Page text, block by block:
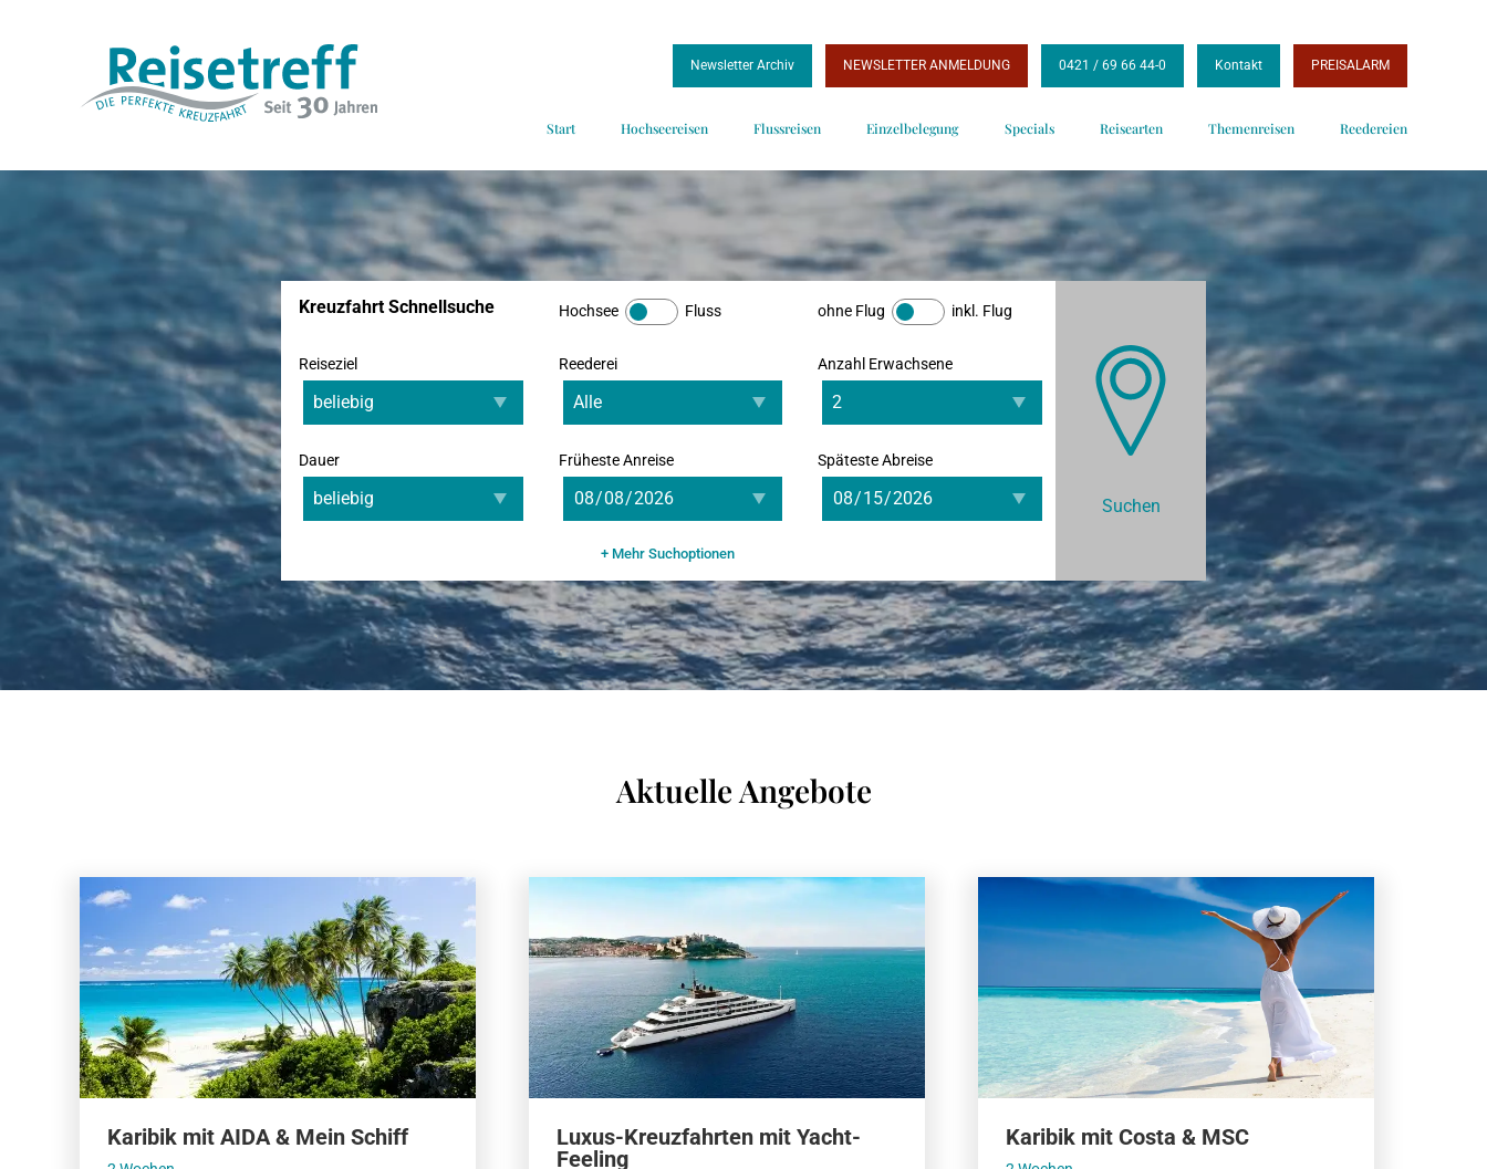
Newsletter Archiv NEWSLETTER ANMELDUNG 0421 / 69 66 44-0 Kontakt PREISALARM
Start Hochseereisen Flussreisen Einzelbelegung Specials Reisearten Themenreisen Reedereien
Kreuzfahrt Schnellsuche Hochsee Fluss ohne Flug inkl. Flug
Reiseziel Reederei Anzahl Erwachsene
Dauer Früheste Anreise Späteste Abreise
+ Mehr Suchoptionen
Suchen
Aktuelle Angebote
Karibik mit AIDA & Mein Schiff
Luxus-Kreuzfahrten mit Yacht-
Feeling
Karibik mit Costa & MSC